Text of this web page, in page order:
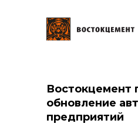
Закупки
общая
Востокцемент
обновление
предприятий